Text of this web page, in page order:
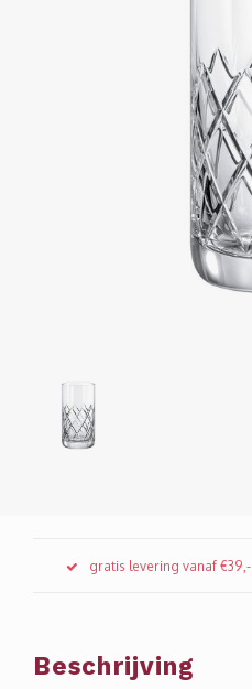
gratis levering vanaf €39,-
Beschrijving